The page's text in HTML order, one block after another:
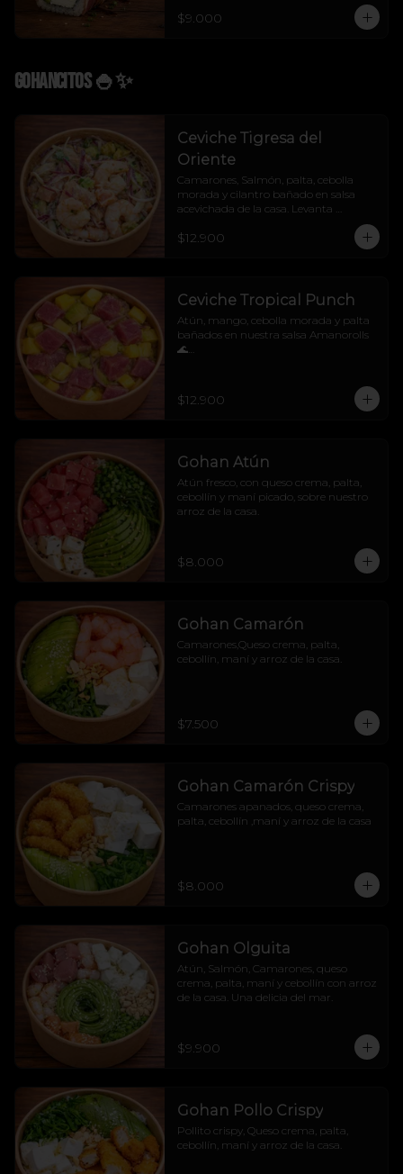
$9.000
Gohancitos 🍚✨
Ceviche Tigresa del
Oriente
Camarones, Salmón, palta, cebolla
morada y cilantro bañado en salsa
acevichada de la casa. Levanta
$12.900
Ceviche Tropical Punch
Atún, mango, cebolla morada y palta
bañados en nuestra salsa Amanorolls
🌊
va directo a una isla 🧜‍♀️🌴
$12.900
Gohan Atún
Atún fresco, con queso crema, palta,
cebollín y maní picado, sobre nuestro
arroz de la casa.
$8.000
Gohan Camarón
Camarones,Queso crema, palta,
cebollín, maní y arroz de la casa.
$7.500
Gohan Camarón Crispy
Camarones apanados, queso crema,
palta, cebollín ,maní y arroz de la casa
$8.000
Gohan Olguita
Atún, Salmón, Camarones, queso
crema, palta, maní y cebollín con arroz
de la casa. Una delicia del mar.
$9.900
Gohan Pollo Crispy
Pollito crispy, Queso crema, palta,
cebollín, maní y arroz de la casa.